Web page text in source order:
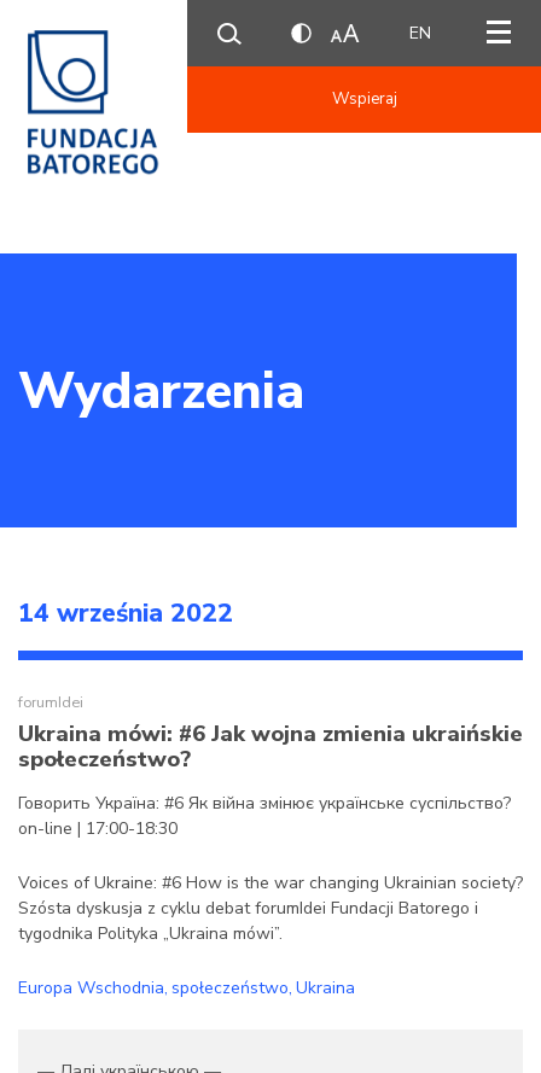
EN
Wspieraj
Wydarzenia
14 września 2022
forumIdei
Ukraina mówi: #6 Jak wojna zmienia ukraińskie
społeczeństwo?
Говорить Україна: #6 Як війна змінює українське суспільство?
on-line | 17:00-18:30
Voices of Ukraine: #6 How is the war changing Ukrainian society?
Szósta dyskusja z cyklu debat forumIdei Fundacji Batorego i
tygodnika Polityka „Ukraina mówi”.
Europa Wschodnia społeczeństwo Ukraina